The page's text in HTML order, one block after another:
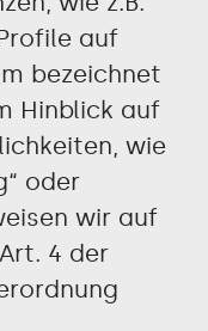
auf
bezeichnet
Hinblick auf
wie
oder
wir auf
4 der